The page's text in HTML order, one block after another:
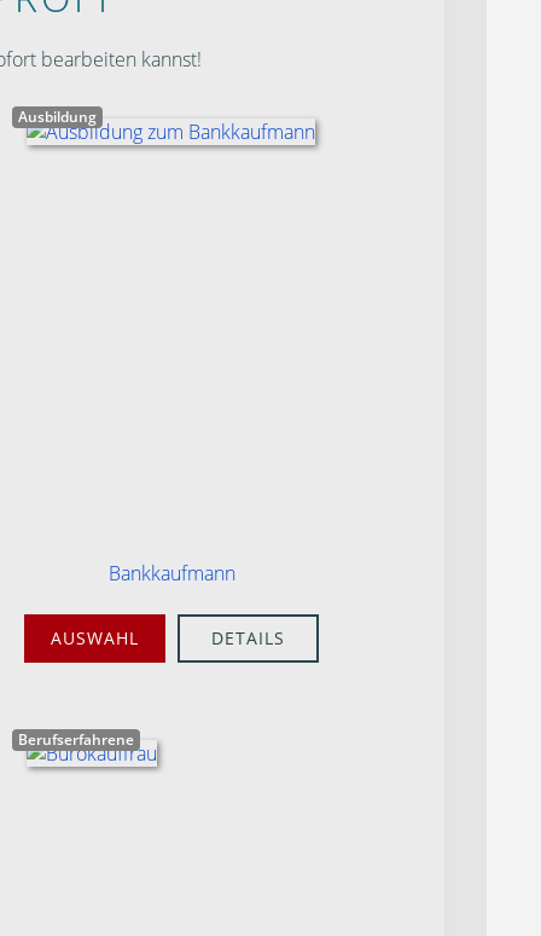
bearbeiten kannst!
Ausbildung
Bankkaufmann
AUSWAHL DETAILS
Berufserfahrene